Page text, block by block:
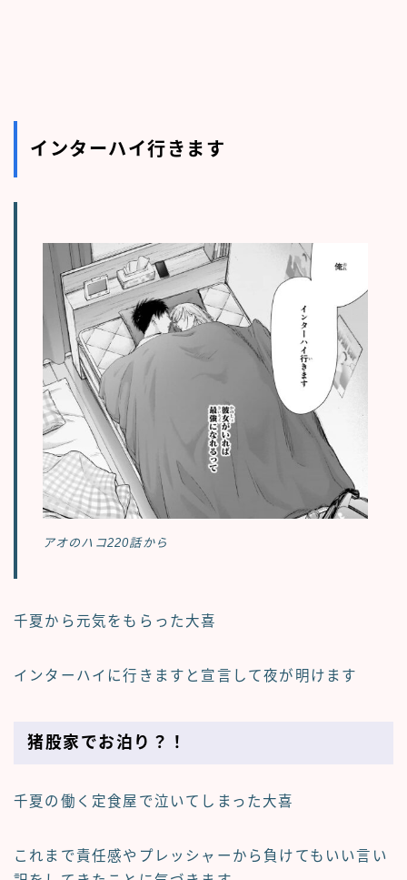
インターハイ行きます
アオのハコ220話から
千夏から元気をもらった大喜
インターハイに行きますと宣言して夜が明けます
猪股家でお泊り？！
千夏の働く定食屋で泣いてしまった大喜
これまで責任感やプレッシャーから負けてもいい言い